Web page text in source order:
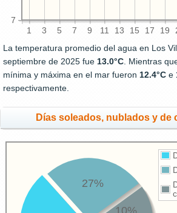
1 3 5 7 9 11 13 15 17 19
7
La temperatura promedio del agua en Los
septiembre de 2025 fue 13.0°C. Mientras
mínima y máxima en el mar fueron 12.4°C e
respectivamente.
Días soleados, nublados y de
27%